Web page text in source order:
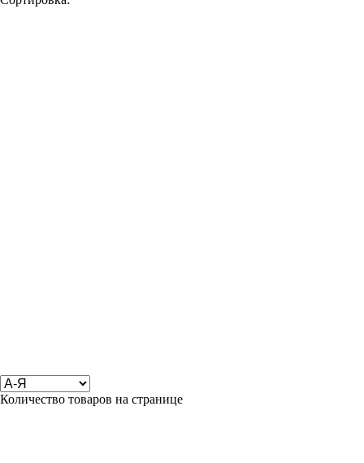
Количество товаров на странице